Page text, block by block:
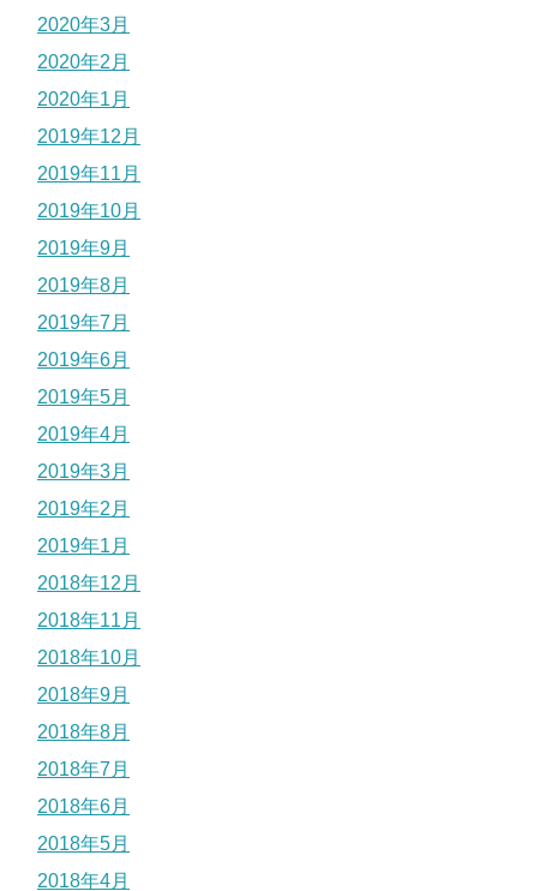
2020年3月
2020年2月
2020年1月
2019年12月
2019年11月
2019年10月
2019年9月
2019年8月
2019年7月
2019年6月
2019年5月
2019年4月
2019年3月
2019年2月
2019年1月
2018年12月
2018年11月
2018年10月
2018年9月
2018年8月
2018年7月
2018年6月
2018年5月
2018年4月